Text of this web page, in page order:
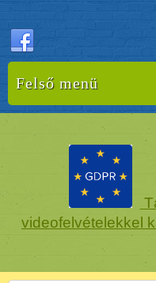
Felső menü
videofelvételekkel